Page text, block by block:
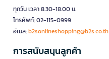
ทุกวัน เวลา 8.30-18.00 น.
โทรศัพท์: 02-115-0999
อีเมล:b2sonlineshopping@b2s.co.th
การสนับสนุนลูกค้า